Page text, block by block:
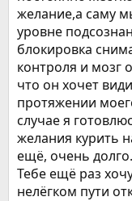
желание,а саму
уровне
блокировка
контроля и мозг
что он хочет
протяжении
случае я
желания курить
ещё, очень долго.
Тебе ещё раз
нелёгком пути